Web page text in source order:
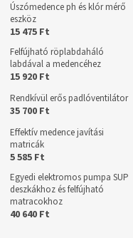
Úszómedence ph és klór mérő
eszköz
15 475 Ft
Felfújható röplabdaháló
labdával a medencéhez
15 920 Ft
Rendkívül erős padlóventilátor
35 700 Ft
Effektív medence javítási
matricák
5 585 Ft
Egyedi elektromos pumpa SUP
deszkákhoz és felfújható
matracokhoz
40 640 Ft